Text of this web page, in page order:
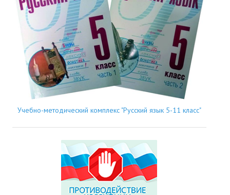
Учебно-методический комплекс "Русский язык 5-11 класс"